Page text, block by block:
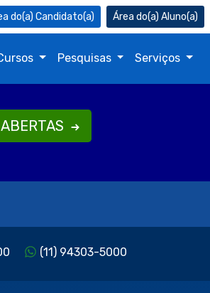
Candidato(a) Aluno(a)
Pesquisas Serviços
(11) 94303-5000